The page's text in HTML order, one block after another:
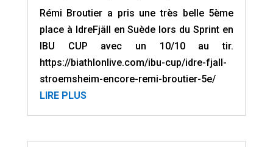
Rémi Broutier a pris une très belle 5ème
place à IdreFjäll en Suède lors du Sprint en
IBU CUP avec un 10/10 au tir.
https://biathlonlive.com/ibu-cup/idre-fjall-
stroemsheim-encore-remi-broutier-5e/
LIRE PLUS